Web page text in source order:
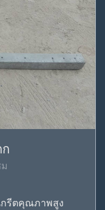
กรีตคุณภาพสูง